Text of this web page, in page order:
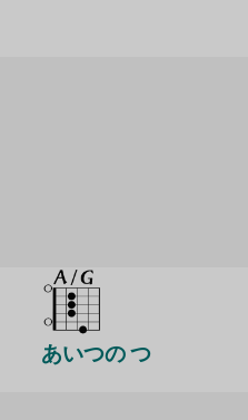
あいつの つ